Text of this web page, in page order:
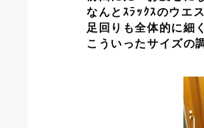
なんとｽﾗｯｸｽのウエ
足回りも全体的に細
こういったサイズの